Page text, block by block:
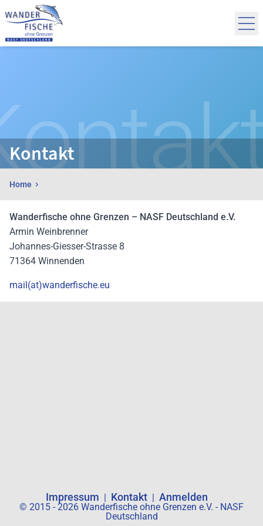
Zum Inhalt springen
Anmelden
Kontakt
Home
Wanderfische ohne Grenzen – NASF Deutschland e.V.
Armin Weinbrenner
Johannes-Giesser-Strasse 8
71364 Winnenden
mail(at)wanderfische.eu
© 2015 - 2026 Wanderfische ohne Grenzen e.V. - NASF
Deutschland
Impressum Kontakt Anmelden